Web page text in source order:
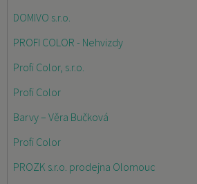
DOMIVO s.r.o.
PROFI COLOR - Nehvizdy
Profi Color, s.r.o.
Profi Color
Barvy – Věra Bučková
Profi Color
PROZK s.r.o. prodejna Olomouc